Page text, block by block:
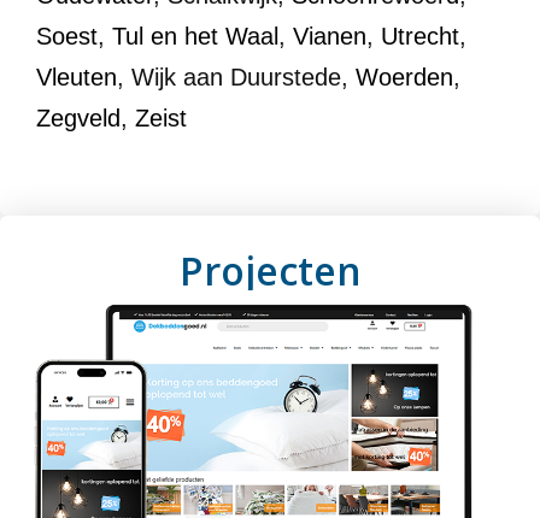
Soest, Tul en het Waal , Vianen, Utrecht,
Vleuten, Wijk aan Duurstede, Woerden,
Zegveld, Zeist
Projecten